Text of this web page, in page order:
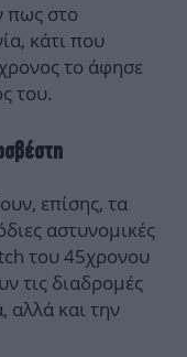
πως στο
κάτι που
το άφησε
του.
επίσης, τα
αστυνομικές
του 45χρονου
τις διαδρομές
αλλά και την